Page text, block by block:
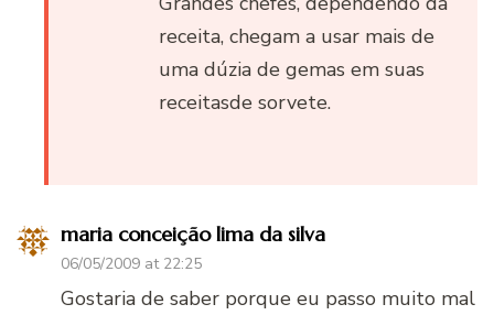
receita, chegam a usar mais de
uma dúzia de gemas em suas
receitasde sorvete.
maria conceição lima da silva
06/05/2009 at 22:25
Gostaria de saber porque eu passo muito mal